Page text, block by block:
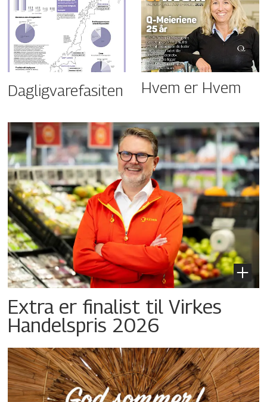
Dagligvarefasiten Hvem er Hvem
Extra er finalist til Virkes
Handelspris 2026